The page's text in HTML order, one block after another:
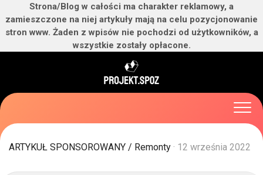
Strona/Blog w całości ma charakter reklamowy, a
zamieszczone na niej artykuły mają na celu pozycjonowanie
stron www. Żaden z wpisów nie pochodzi od użytkowników, a
wszystkie zostały opłacone.
ARTYKUŁ SPONSOROWANY / Remonty · 12 września 2022